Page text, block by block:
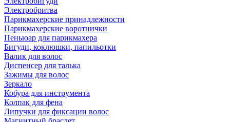
Электробритва
Парикмахерские принадлежности
Парикмахерские воротнички
Пеньюар для парикмахера
Бигуди, коклюшки, папильотки
Валик для волос
Диспенсер для талька
Зажимы для волос
Зеркало
Кобура для инструмента
Колпак для фена
Липучки для фиксации волос